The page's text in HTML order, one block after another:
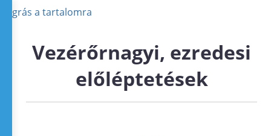
Ugrás a tartalomra
Vezérőrnagyi, ezredesi
előléptetések